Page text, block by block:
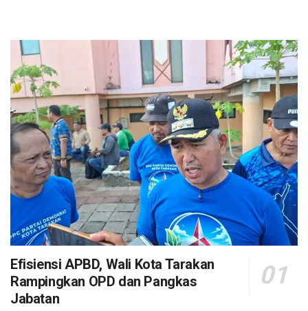
Efisiensi APBD, Wali Kota Tarakan
Rampingkan OPD dan Pangkas
Jabatan